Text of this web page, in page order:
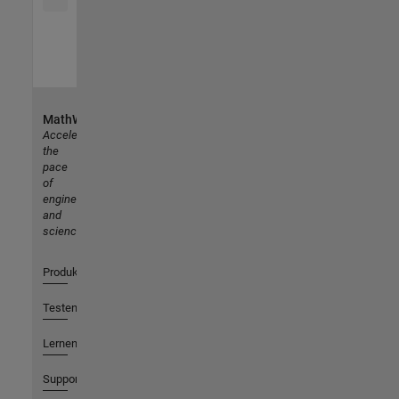
MathWorks
Accelerating
the
pace
of
engineering
and
science
Produkte
Testen oder Kaufen
Lernen
Support